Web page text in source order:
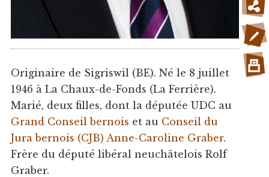
Originaire de Sigriswil (BE). Né le 8 juillet
1946 à La Chaux-de-Fonds (La Ferrière).
Marié, deux filles, dont la députée UDC au
Grand Conseil bernois et au Conseil du
Jura bernois (CJB) Anne-Caroline Graber.
Frère du député libéral neuchâtelois Rolf
Graber.